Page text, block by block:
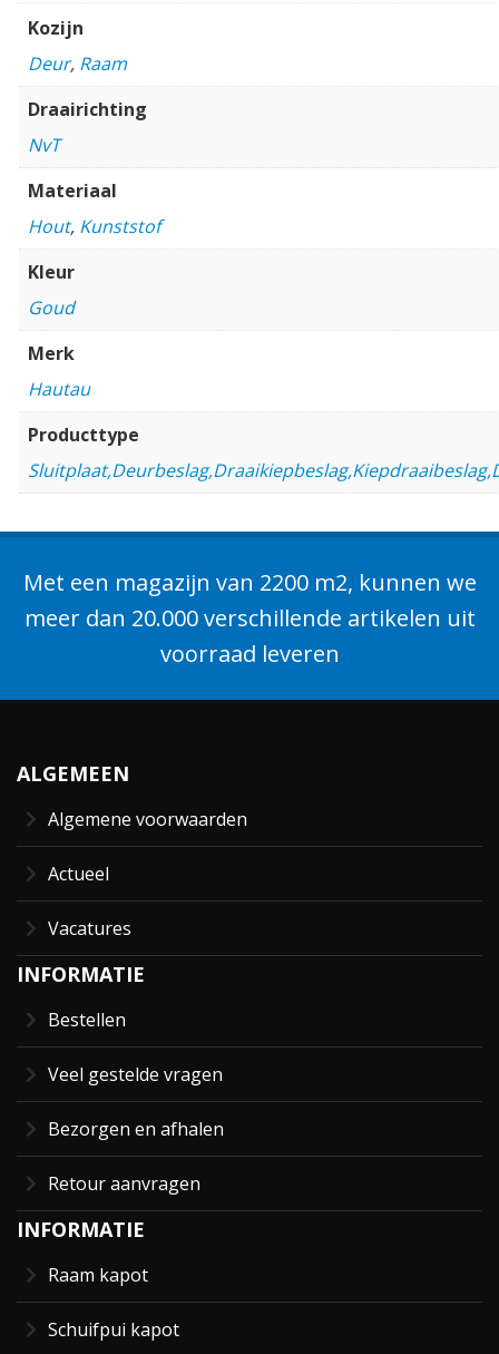
Kozijn
Deur, Raam
Draairichting
NvT
Materiaal
Hout, Kunststof
Kleur
Goud
Merk
Hautau
Producttype
Met een magazijn van 2200 m2, kunnen we
meer dan 20.000 verschillende artikelen uit
voorraad leveren
ALGEMEEN
Algemene voorwaarden
Actueel
Vacatures
INFORMATIE
Bestellen
Veel gestelde vragen
Bezorgen en afhalen
Retour aanvragen
INFORMATIE
Raam kapot
Schuifpui kapot